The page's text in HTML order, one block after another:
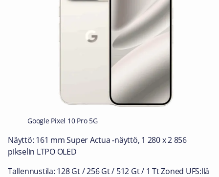
Google Pixel 10 Pro 5G
Näyttö: 161 mm Super Actua ‑näyttö, 1 280 x 2 856
pikselin LTPO OLED
Tallennustila: 128 Gt / 256 Gt / 512 Gt / 1 Tt Zoned UFS:llä